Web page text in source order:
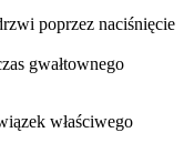
poprzez naciśnięcie
gwałtownego
właściwego